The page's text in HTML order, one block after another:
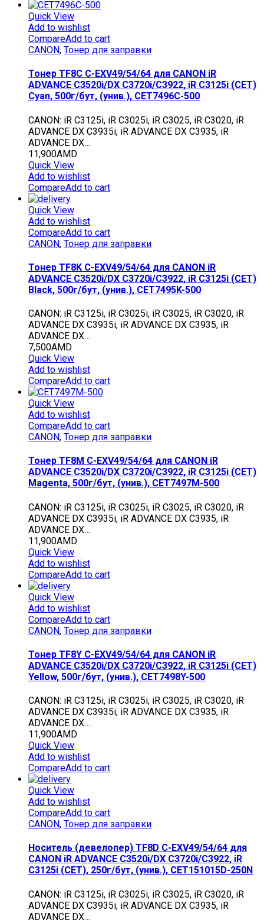
Quick View
Add to wishlist
CompareAdd to cart
CANON, Тонер для заправки
Тонер TF8C C-EXV49/54/64 для CANON iR
ADVANCE C3520i/DX C3720i/C3922, iR C3125i (CET)
Cyan, 500г/бут, (унив.), CET7496C-500
CANON: iR C3125i, iR C3025i, iR C3025, iR C3020, iR
ADVANCE DX C3935i, iR ADVANCE DX C3935, iR
ADVANCE DX…
11,900AMD
Quick View
Add to wishlist
CompareAdd to cart
Quick View
Add to wishlist
CompareAdd to cart
CANON, Тонер для заправки
Тонер TF8K C-EXV49/54/64 для CANON iR
ADVANCE C3520i/DX C3720i/C3922, iR C3125i (CET)
Black, 500г/бут, (унив.), CET7495K-500
CANON: iR C3125i, iR C3025i, iR C3025, iR C3020, iR
ADVANCE DX C3935i, iR ADVANCE DX C3935, iR
ADVANCE DX…
7,500AMD
Quick View
Add to wishlist
CompareAdd to cart
Quick View
Add to wishlist
CompareAdd to cart
CANON, Тонер для заправки
Тонер TF8M C-EXV49/54/64 для CANON iR
ADVANCE C3520i/DX C3720i/C3922, iR C3125i (CET)
Magenta, 500г/бут, (унив.), CET7497M-500
CANON: iR C3125i, iR C3025i, iR C3025, iR C3020, iR
ADVANCE DX C3935i, iR ADVANCE DX C3935, iR
ADVANCE DX…
11,900AMD
Quick View
Add to wishlist
CompareAdd to cart
Quick View
Add to wishlist
CompareAdd to cart
CANON, Тонер для заправки
Тонер TF8Y C-EXV49/54/64 для CANON iR
ADVANCE C3520i/DX C3720i/C3922, iR C3125i (CET)
Yellow, 500г/бут, (унив.), CET7498Y-500
CANON: iR C3125i, iR C3025i, iR C3025, iR C3020, iR
ADVANCE DX C3935i, iR ADVANCE DX C3935, iR
ADVANCE DX…
11,900AMD
Quick View
Add to wishlist
CompareAdd to cart
Quick View
Add to wishlist
CompareAdd to cart
CANON, Тонер для заправки
Носитель (девелопер) TF8D C-EXV49/54/64 для
CANON iR ADVANCE C3520i/DX C3720i/C3922, iR
C3125i (CET), 250г/бут, (унив.), CET151015D-250N
CANON: iR C3125i, iR C3025i, iR C3025, iR C3020, iR
ADVANCE DX C3935i, iR ADVANCE DX C3935, iR
ADVANCE DX…